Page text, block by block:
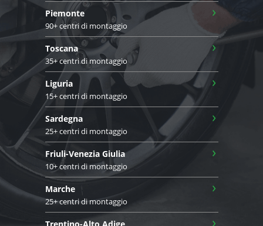
Piemonte
90+ centri di montaggio
›
Toscana
35+ centri di montaggio
›
Liguria
15+ centri di montaggio
›
Sardegna
25+ centri di montaggio
›
Friuli-Venezia Giulia
10+ centri di montaggio
›
Marche
25+ centri di montaggio
›
›